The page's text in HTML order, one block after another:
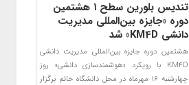
تندیس بلورین سطح ۱ هشتمین
دوره «جایزه بین‌المللی مدیریت
دانشی KM4D» شد
هشتمین دوره جایزه بین‌المللی مدیریت دانشی
KM4D با رویکرد «هوشمندسازی دانشی» روز
چهارشنبه ۱۶ مهرماه در محل دانشگاه خاتم برگزار